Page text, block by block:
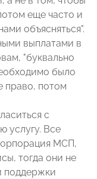
еще часто и
объясняться".
выплатами в
"буквально
было
право, потом
с
услугу. Все
МСП,
тогда они не
поддержки